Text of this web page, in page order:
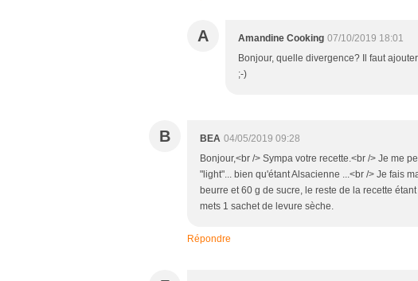
A Amandine Cooking 07/10/2019 18:01
Bonjour, quelle divergence? Il faut
;-)
B BEA 04/05/2019 09:28
Bonjour,<br /> Sympa votre recette.<br /> Je me
"light"... bien qu'étant Alsacienne ...<br /> Je fais
beurre et 60 g de sucre, le reste de la recette
mets 1 sachet de levure sèche.
Répondre